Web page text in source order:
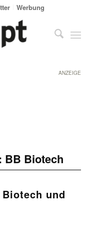
Werbung
ANZEIGE
BB Biotech
und